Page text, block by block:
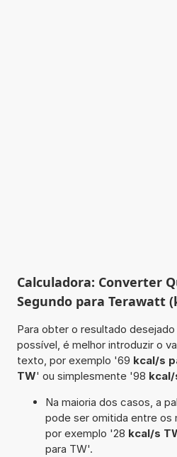
Calculadora: Converter
Segundo para Terawatt
Para obter o resultado
possível, é melhor introduzir o
texto, por exemplo '69 kcal/s
TW' ou simplesmente '98 kcal/
Na maioria dos casos, a
pode ser omitida entre os
por exemplo '28 kcal/s
para TW'.